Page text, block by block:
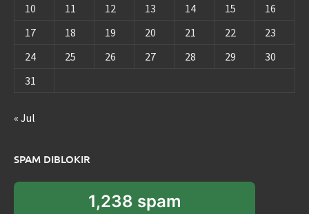
10
11 12 13 14 15
16
17
18 19 20 21 22
23
24
25 26 27 28 29
30
31
« Jul
SPAM DIBLOKIR
1,238 spam